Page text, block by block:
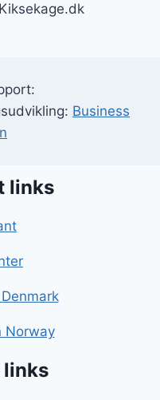
Business
links
Norway
links